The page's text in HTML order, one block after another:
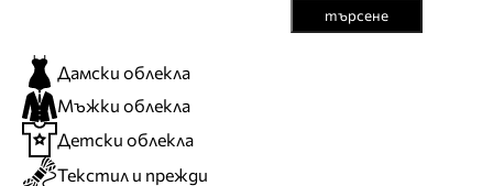
търсене
Дамски облекла
Мъжки облекла
Детски облекла
Текстил и прежди